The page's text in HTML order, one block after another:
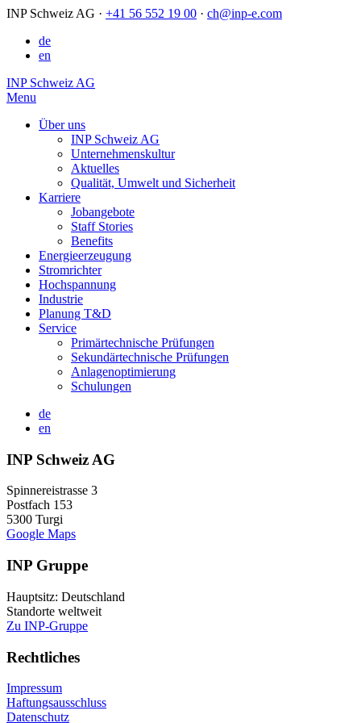
INP Schweiz AG · +41 56 552 19 00 · ch@inp-e.com
de
en
INP Schweiz AG
Menu
Über uns
INP Schweiz AG
Unternehmenskultur
Aktuelles
Qualität, Umwelt und Sicherheit
Karriere
Jobangebote
Staff Stories
Benefits
Energieerzeugung
Stromrichter
Hochspannung
Industrie
Planung T&D
Service
Primärtechnische Prüfungen
Sekundärtechnische Prüfungen
Anlagenoptimierung
Schulungen
de
en
INP Schweiz AG
Spinnereistrasse 3
Postfach 153
5300 Turgi
Google Maps
INP Gruppe
Hauptsitz: Deutschland
Standorte weltweit
Zu INP-Gruppe
Rechtliches
Impressum
Haftungsausschluss
Datenschutz